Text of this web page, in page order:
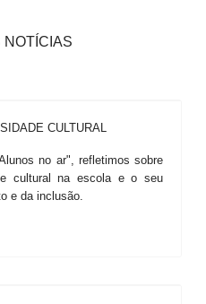
NOTÍCIAS
CULTURAL
no ar", refletimos sobre
cultural na escola e o seu
e da inclusão.